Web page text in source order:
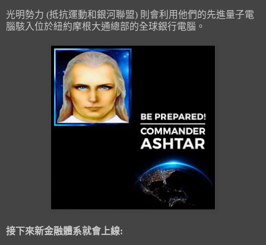
光明勢力 (抵抗運動和銀河聯盟) 則會利用他們的先進量子電
腦駭入位於紐約摩根大通總部的全球銀行電腦。
接下來新金融體系就會上線: